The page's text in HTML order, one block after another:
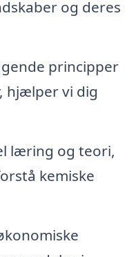
og deres
principper
hjælper vi dig
læring og teori,
kemiske